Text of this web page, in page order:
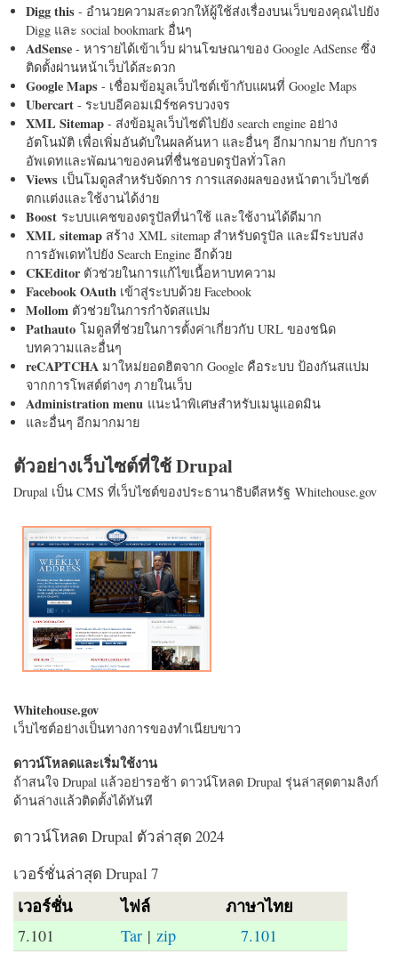
Digg this - อำนวยความสะดวกให้ผู้ใช้ส่งเรื่องบนเว็บของคุณไปยัง
Digg และ social bookmark อื่นๆ
AdSense - หารายได้เข้าเว็บ ผ่านโฆษณาของ Google AdSense ซึ่ง
ติดตั้งผ่านหน้าเว็บได้สะดวก
Google Maps - เชื่อมข้อมูลเว็บไซต์เข้ากับแผนที่ Google Maps
Ubercart - ระบบอีคอมเมิร์ซครบวงจร
XML Sitemap - ส่งข้อมูลเว็บไซต์ไปยัง search engine อย่าง
อัตโนมัติ เพื่อเพิ่มอันดับในผลค้นหา และอื่นๆ อีกมากมาย กับการ
อัพเดทและพัฒนาของคนที่ชื่นชอบดรูปัลทั่วโลก
Views เป็นโมดูลสำหรับจัดการ การแสดงผลของหน้าตาเว็บไซต์
ตกแต่งและใช้งานได้ง่าย
Boost ระบบแคชของดรูปัลที่น่าใช้ และใช้งานได้ดีมาก
XML sitemap สร้าง XML sitemap สำหรับดรูปัล และมีระบบส่ง
การอัพเดทไปยัง Search Engine อีกด้วย
CKEditorตัวช่วยในการแก้ไขเนื้อหาบทความ
Facebook OAuth เข้าสู่ระบบด้วย Facebook
Mollom ตัวช่วยในการกำจัดสแปม
Pathauto โมดูลที่ช่วยในการตั้งค่าเกี่ยวกับ URL ของชนิด
บทความและอื่นๆ
reCAPTCHA มาใหม่ยอดฮิตจาก Google คือระบบ ป้องกันสแปม
จากการโพสต์ต่างๆ ภายในเว็บ
Administration menu แนะนำพิเศษสำหรับเมนูแอดมิน
และอื่นๆ อีกมากมาย
ตัวอย่างเว็บไซต์ที่ใช้ Drupal
Drupal เป็น CMS ที่เว็บไซต์ของประธานาธิบดีสหรัฐ Whitehouse.gov
Whitehouse.gov
เว็บไซต์อย่างเป็นทางการของทำเนียบขาว
ดาวน์โหลดและเริ่มใช้งาน
ถ้าสนใจ Drupal แล้วอย่ารอช้า ดาวน์โหลด Drupal รุ่นล่าสุดตามลิงก์
ด้านล่างแล้วติดตั้งได้ทันที
ดาวน์โหลด Drupal ตัวล่าสุด 2024
เวอร์ชั่นล่าสุด Drupal 7
เวอร์ชั่น ไฟล์ ภาษาไทย
7.101 Tar |zip 7.101